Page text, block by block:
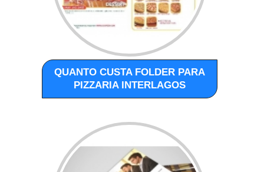
QUANTO CUSTA FOLDER PARA
PIZZARIA INTERLAGOS